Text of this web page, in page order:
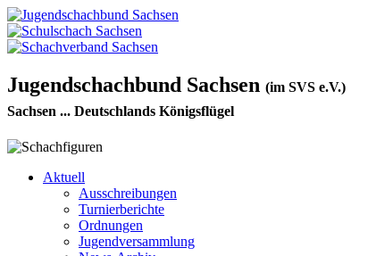
Jugendschachbund Sachsen (im SVS e.V.)
Sachsen ... Deutschlands Königsflügel
Aktuell
Ausschreibungen
Turnierberichte
Ordnungen
Jugendversammlung